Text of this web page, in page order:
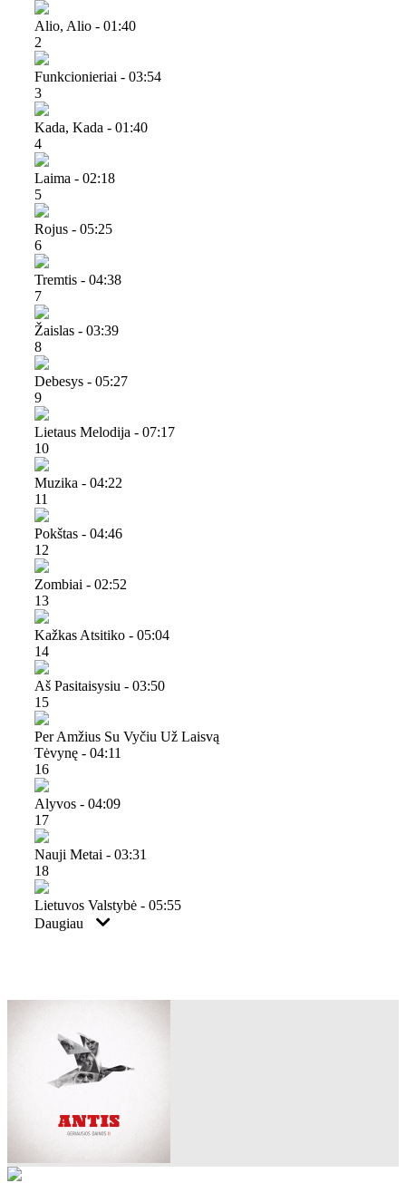
Alio, Alio - 01:40
2
Funkcionieriai - 03:54
3
Kada, Kada - 01:40
4
Laima - 02:18
5
Rojus - 05:25
6
Tremtis - 04:38
7
Žaislas - 03:39
8
Debesys - 05:27
9
Lietaus Melodija - 07:17
10
Muzika - 04:22
11
Pokštas - 04:46
12
Zombiai - 02:52
13
Kažkas Atsitiko - 05:04
14
Aš Pasitaisysiu - 03:50
15
Per Amžius Su Vyčiu Už Laisvą
Tėvynę - 04:11
16
Alyvos - 04:09
17
Nauji Metai - 03:31
18
Lietuvos Valstybė - 05:55
Daugiau